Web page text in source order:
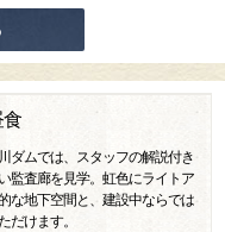
食
ダムでは、スタッフの解説付き
監査廊を見学。虹色にライトア
な地下空間と、建設中ならでは
だけます。